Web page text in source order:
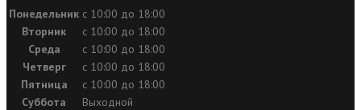
Понедельник с 10:00 до 18:00
Вторник
с 10:00 до 18:00
Среда
с 10:00 до 18:00
Четверг
с 10:00 до 18:00
Пятница
с 10:00 до 18:00
Суббота
Выходной